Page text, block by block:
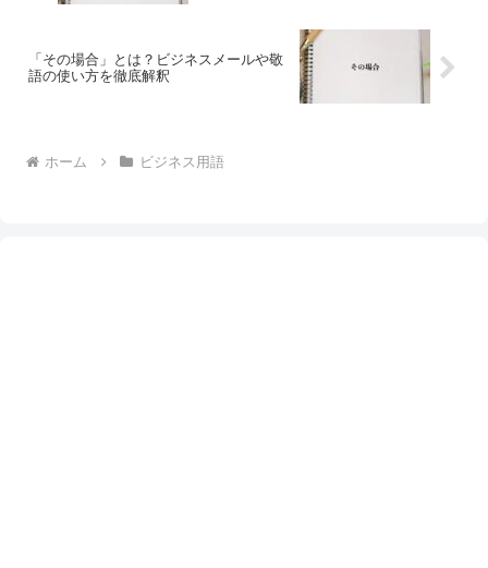
「その場合」とは？ビジネスメールや敬
語の使い方を徹底解釈
ホーム ビジネス用語